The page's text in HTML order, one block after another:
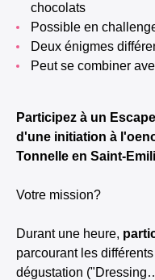
chocolats
Possible en
Deux énigmes
Peut se combiner
Participez à un
d'une initiation à
Tonnelle en Saint-
Votre mission?
Durant une heure,
parcourant les
dégustation